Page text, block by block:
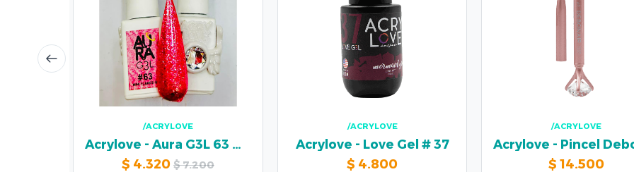
/ACRYLOVE
Acrylove - Aura G3L 63 MINI FLAKES
$ 4.320 $7.200
/ACRYLOVE
Acrylove - Love Gel # 37
$ 4.800
/ACRYLOVE
$14.500